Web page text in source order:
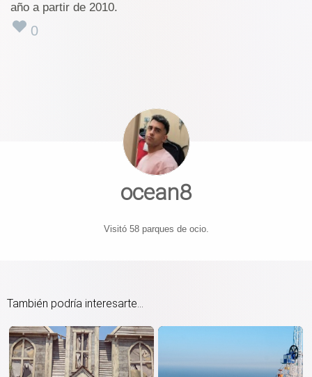
año a partir de 2010.
0
ocean8
Visitó 58 parques de ocio.
También podría interesarte...